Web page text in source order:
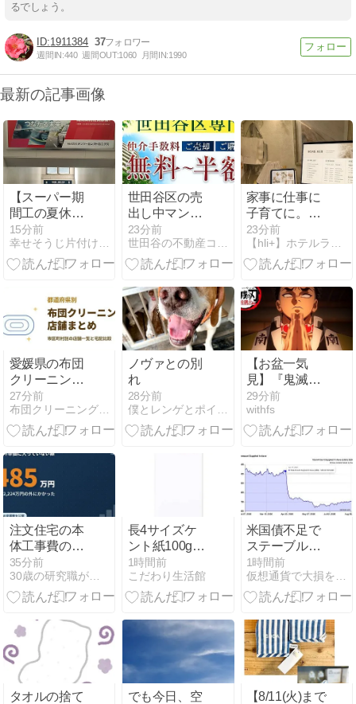
るでしょう。
1911384 37
週間IN:440 週間OUT:1060 月間IN:1990
最新の記事画像
【スーパー期
間工の夏休
み】はい、10
連休ですよ
15分前
幸せそうじ片付け共創期間工派遣ブログ
世田谷区の売
出し中マンシ
ョンリストを
更新しました
23分前
世田谷の不動産コンサルティング会社のブログ
家事に仕事に
子育てに。頭
の中がパンパ
ンだった私が
一気にラクに
23分前
【hli+】ホテルライクインテリア-プチプラで作るホテルラ…
愛媛県の布団
クリーニング
おすすめ｜市
区町村別の店
舗一覧と宅配
27分前
布団クリーニング近くのおすすめcom
ノヴァとの別
れ
28分前
僕とレンゲとポインター
【お盆一気
見】『鬼滅の
刃 柱稽古編』
Prime Videoで
配信中！
映像美と見ど
ころ解説
29分前
withfs
注文住宅の本
体工事費のほ
かに485万円
かかった【見
積書の内訳】
35分前
30歳の研究職がアイ工務店で建てる延床50坪の家
長4サイズケ
ント紙100g白
封筒1000枚の
魅力を分析
1時間前
こだわり生活館
米国債不足で
ステーブルコ
イン需要が高
まる──NBER
研究が示す
全資産」の役
割
1時間前
仮想通貨で大損を避け、副業で稼ぐためのMoneyまとめ情報館
タオルの捨て
でも今日、空
【8/11(火)まで